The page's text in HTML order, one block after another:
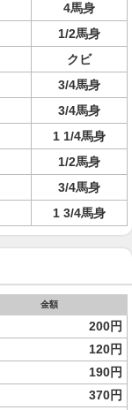
4馬身
1/2馬身
クビ
3/4馬身
3/4馬身
1 1/4馬身
1/2馬身
3/4馬身
1 3/4馬身
金額
200円
120円
190円
370円